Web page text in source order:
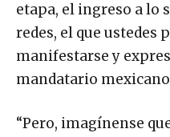
etapa, el ingreso a lo
redes, el que ustedes
manifestarse y
mandatario
“Pero, imagínense